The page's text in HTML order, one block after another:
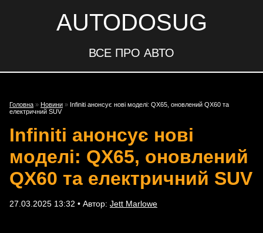
AUTODOSUG
ВСЕ ПРО АВТО
Головна » Новини » Infiniti анонсує нові моделі: QX65, оновлений QX60 та
електричний SUV
Infiniti анонсує нові
моделі: QX65, оновлений
QX60 та електричний SUV
27.03.2025 13:32 • Автор: Jett Marlowe